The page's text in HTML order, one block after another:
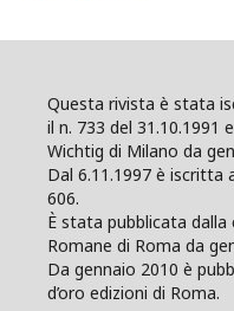
Questa rivista è stata
il n. 733 del 31.10.1991
Wichtig di Milano da
Dal 6.11.1997 è iscritta
606.
È stata pubblicata dalla
Romane di Roma da
Da gennaio 2010 è
d’oro edizioni di Roma.